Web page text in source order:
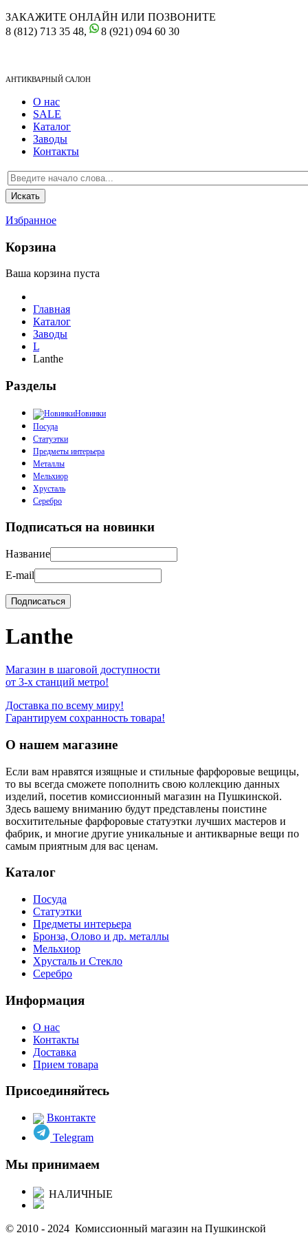
ЗАКАЖИТЕ ОНЛАЙН ИЛИ ПОЗВОНИТЕ
8 (812) 713 35 48,
8 (921) 094 60 30
АНТИКВАРНЫЙ САЛОН
О нас
SALE
Каталог
Заводы
Контакты
Избранное
Корзина
Ваша корзина пуста
Главная
Каталог
Заводы
L
Lanthe
Разделы
Новинки
Посуда
Статуэтки
Предметы интерьера
Металлы
Мельхиор
Хрусталь
Серебро
Подписаться на новинки
Название
E-mail
Lanthe
Магазин в шаговой доступности
от 3-х станций метро!
Доставка по всему миру!
Гарантируем сохранность товара!
О нашем магазине
Если вам нравятся изящные и стильные фарфоровые вещицы,
то вы всегда сможете пополнить свою коллекцию данных
изделий, посетив комиссионный магазин на Пушкинской.
Здесь вашему вниманию будут представлены поистине
восхитительные фарфоровые статуэтки лучших мастеров и
фабрик, и многие другие уникальные и антикварные вещи по
самым приятным для вас ценам.
Каталог
Посуда
Статуэтки
Предметы интерьера
Бронза, Олово и др. металлы
Мельхиор
Хрусталь и Стекло
Серебро
Информация
О нас
Контакты
Доставка
Прием товара
Присоединяйтесь
Вконтакте
Telegram
Мы принимаем
НАЛИЧНЫЕ
© 2010 - 2024 Комиссионный магазин на Пушкинской